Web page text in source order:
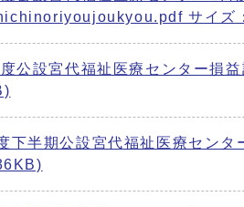
サイズ
公設宮代福祉医療センター損
下半期公設宮代福祉医療セン